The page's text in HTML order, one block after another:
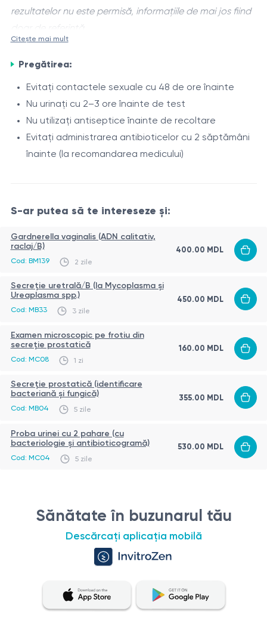
rezultatelor nu este permisă, informațiile de mai jos fiind
doar de referință.
urealyticumeste un test de laborator destinat
identificării tipului de ureaplasmă din materialul
urogenital la bărbați. Analiza permite determinarea
exactă a speciei agentului patogen, care poate face
parte din flora oportunistă sau poate provoca
inflamații în condiții de dezechilibru.
Indicații
Secreții uretrale
Senzație de arsură, mâncărime sau disconfort
Scăderea fertilității sau infertilitate
Planificarea sarcinii în cuplu
Control profilactic
Recoltarea unui frotiu din uretră
Efectuată de personal medical
Durează câteva minute
Posibil disconfort ușor de scurtă durată
Testul se realizează prin metoda PCR (reacția de
polimerizare în lanț), care permite identificarea
genotipurilorUreaplasma parvum
urealyticum. Metoda are o sensibilitate ridicată și
permite diferențierea precisă a speciilor.
https://www.mayocliniclabs.com/test-
catalog/overview/60758
această secțiune nu sunt destinate pentru
autodiagnosticare și tratament. În cazul în care aveți
consultați un medic pentru a vă prescrie investigațiile
diagnostice. Numai un specialist calificat poate face un
Citește mai mult
Pregătirea:
Evitați contactele sexuale cu 48 de ore înainte
Nu urinați cu 2–3 ore înainte de test
Nu utilizați antiseptice înainte de recoltare
Evitați administrarea antibioticelor cu 2 săptămâni
înainte (la recomandarea medicului)
S-ar putea să te intereseze și:
Gardnerella vaginalis (ADN calitativ,
raclaj/B)
Cod: BM139 2 zile
400.00 MDL
Secreţie uretrală/B (la Mycoplasma și
Ureaplasma spp.)
Cod: MB33 3 zile
450.00 MDL
Examen microscopic pe frotiu din
secreție prostatică
Cod: MC08 1 zi
160.00 MDL
Secreţie prostatică (identificare
bacteriană și fungică)
Cod: MB04 5 zile
355.00 MDL
Proba urinei cu 2 pahare (cu
bacteriologie și antibioticogramă)
Cod: MC04 5 zile
530.00 MDL
Sănătate în buzunarul tău
Descărcați aplicația mobilă